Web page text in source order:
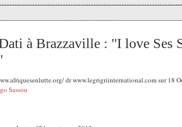
à Brazzaville : "I love Ses
dr www.legrigriinternational.com sur 18
Sassou